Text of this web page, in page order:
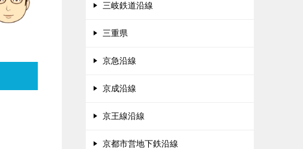
三岐鉄道沿線
三重県
京急沿線
京成沿線
京王線沿線
京都市営地下鉄沿線